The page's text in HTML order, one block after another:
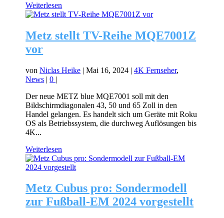
Weiterlesen
Metz stellt TV-Reihe MQE7001Z
vor
vonNiclas Heike |Mai 16, 2024 |4K Fernseher,
News |0 |
Der neue METZ blue MQE7001 soll mit den
Bildschirmdiagonalen 43, 50 und 65 Zoll in den
Handel gelangen. Es handelt sich um Geräte mit Roku
OS als Betriebssystem, die durchweg Auflösungen bis
4K...
Weiterlesen
Metz Cubus pro: Sondermodell
zur Fußball-EM 2024 vorgestellt